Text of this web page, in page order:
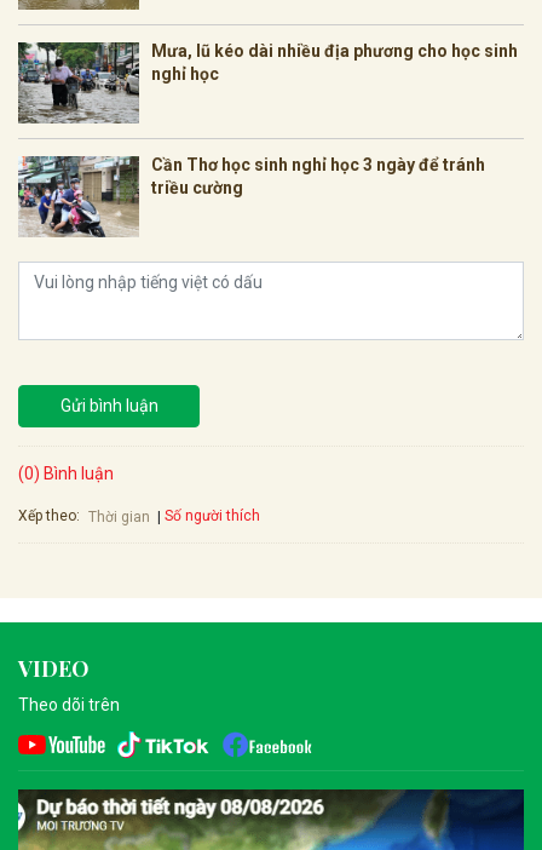
Mưa, lũ kéo dài nhiều địa phương cho học sinh
nghỉ học
Cần Thơ học sinh nghỉ học 3 ngày để tránh
triều cường
Gửi bình luận
(0) Bình luận
Xếp theo: Thời gian Số người thích
VIDEO
Theo dõi trên